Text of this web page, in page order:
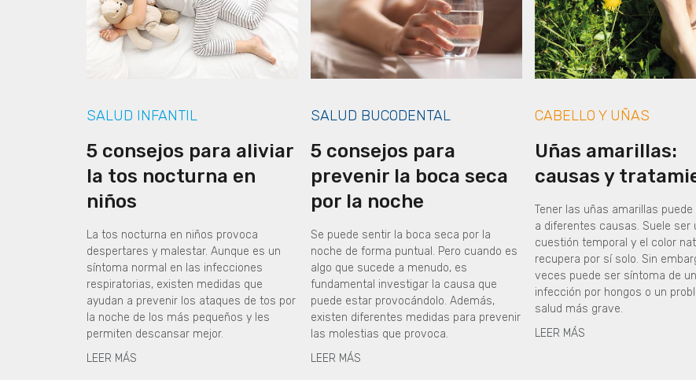
SALUD INFANTIL
5 consejos para aliviar
la tos nocturna en
niños
La tos nocturna en niños provoca
despertares y malestar. Aunque es un
síntoma normal en las infecciones
respiratorias, existen medidas que
ayudan a prevenir los ataques de tos por
la noche de los más pequeños y les
permiten descansar mejor.
LEER MÁS
SALUD BUCODENTAL
5 consejos para
prevenir la boca seca
por la noche
Se puede sentir la boca seca por la
noche de forma puntual. Pero cuando es
algo que sucede a menudo, es
fundamental investigar la causa que
puede estar provocándolo. Además,
existen diferentes medidas para prevenir
las molestias que provoca.
LEER MÁS
CABELLO Y UÑAS
Uñas amarillas:
causas y
Tener las uñas amarillas puede
a diferentes causas. Suele ser
cuestión temporal y el color
recupera por sí solo. Sin
veces puede ser síntoma de
infección por hongos o un
salud más grave.
LEER MÁS